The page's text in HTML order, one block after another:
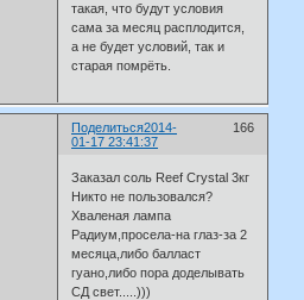
такая, что будут условия
сама за месяц расплодится,
а не будет условий, так и
старая помрёть.
Поделиться 166
2014-
01-17 23:41:37
Заказал соль Reef Crystal 3кг
Никто не пользовался?
Хваленая лампа
Радиум,просела-на глаз-за 2
месяца,либо балласт
гуано,либо пора доделывать
СД свет.....)))